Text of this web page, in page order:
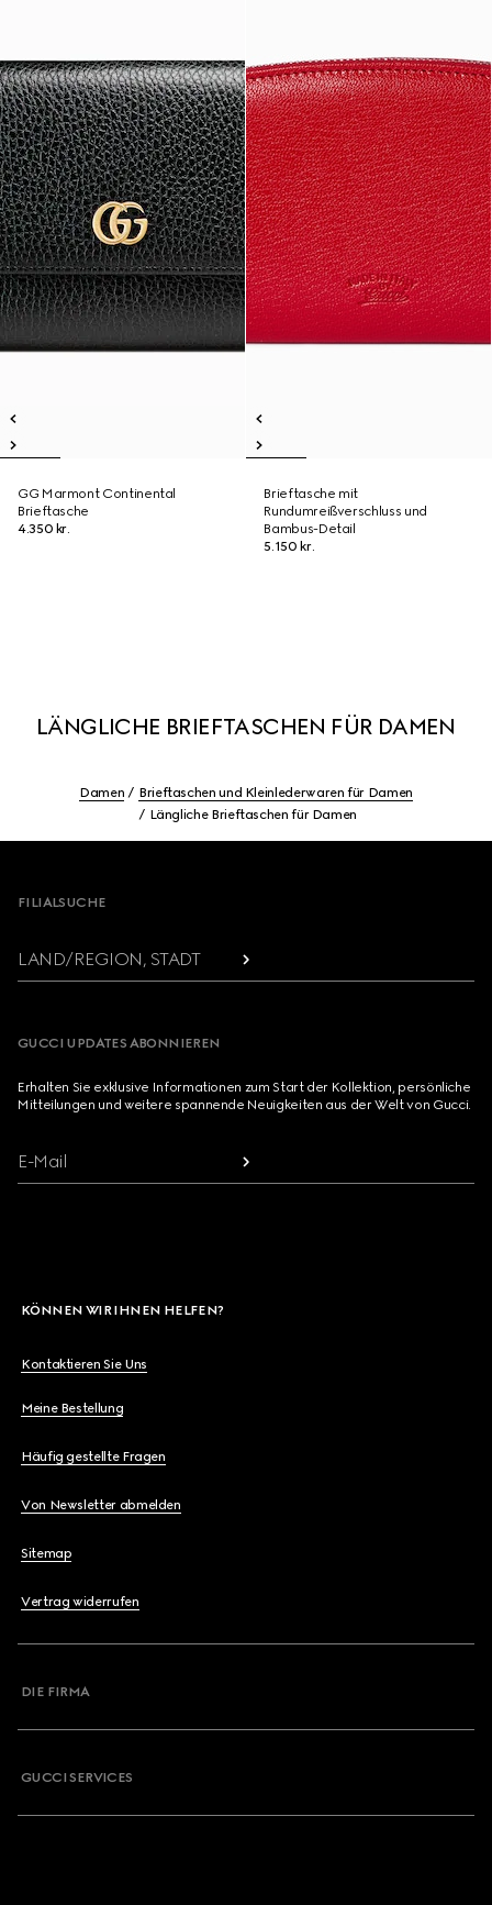
GG Marmont Continental
Brieftasche
4.350 kr.
Brieftasche mit
Rundumreißverschluss und
Bambus-Detail
5.150 kr.
LÄNGLICHE BRIEFTASCHEN FÜR DAMEN
Damen
Brieftaschen und Kleinlederwaren für Damen
Längliche Brieftaschen für Damen
FILIALSUCHE
LAND/REGION, STADT
GUCCI UPDATES ABONNIEREN
Erhalten Sie exklusive Informationen zum Start der Kollektion, persönliche
Mitteilungen und weitere spannende Neuigkeiten aus der Welt von Gucci.
E-Mail
KÖNNEN WIR IHNEN HELFEN?
Kontaktieren Sie Uns
Meine Bestellung
Häufig gestellte Fragen
Von Newsletter abmelden
Sitemap
Vertrag widerrufen
DIE FIRMA
GUCCI SERVICES